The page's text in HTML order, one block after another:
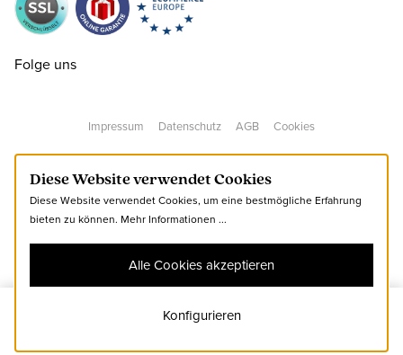
38.5 ( 5½ ) CHF 189.00
40 ( 6½ ) CHF 189.00
40.5 ( 7 ) CHF 189.00
Zum Warenkorb hinzufügen
Folge uns
Impressum Datenschutz AGB Cookies
Diese Website verwendet Cookies
Diese Website verwendet Cookies, um eine bestmögliche Erfahrung
bieten zu können. Mehr Informationen ...
Konfigurieren
Alle Cookies akzeptieren